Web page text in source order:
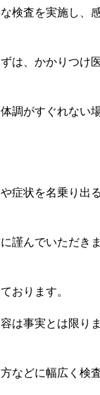
検査を実施し、
は、かかりつけ
調がすぐれない
症状を名乗り出
謹んでいただき
おります。
は事実とは限り
などに幅広く検